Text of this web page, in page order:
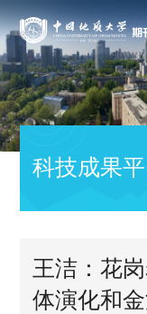
科技成果
王洁：花
体演化和